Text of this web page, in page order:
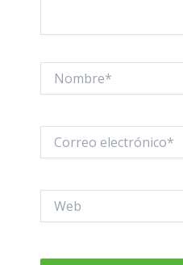
electrónico*